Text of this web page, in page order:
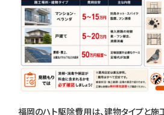
福岡のハト駆除費用は、建物タイプと施